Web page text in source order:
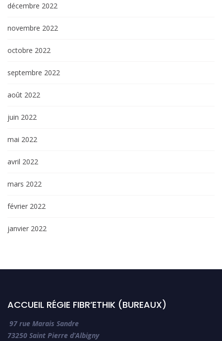
décembre 2022
novembre 2022
octobre 2022
septembre 2022
août 2022
juin 2022
mai 2022
avril 2022
mars 2022
février 2022
janvier 2022
ACCUEIL RÉGIE FIBR’ETHIK (BUREAUX)
97 rue Marais Sandre
73250 Saint Pierre d’Albigny